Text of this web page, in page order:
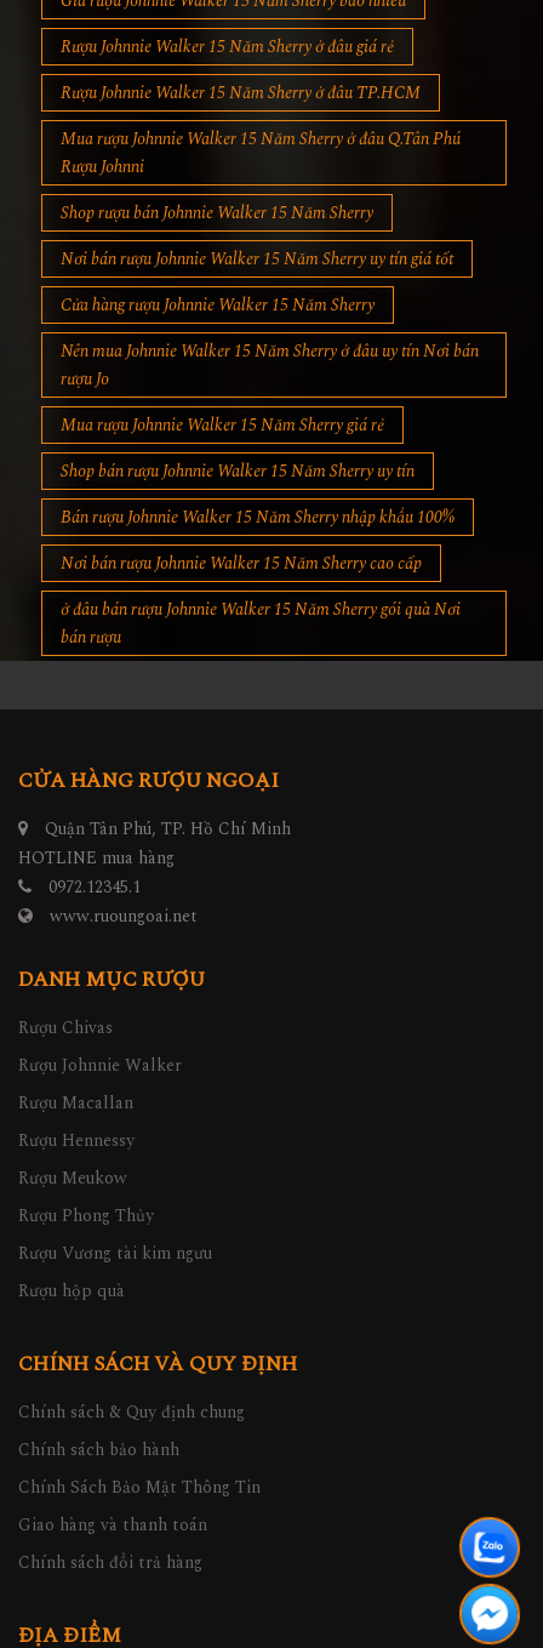
Rượu Johnnie Walker 15 Năm Sherry ở đâu giá rẻ
Rượu Johnnie Walker 15 Năm Sherry ở đâu TP.HCM
Mua rượu Johnnie Walker 15 Năm Sherry ở đâu Q.Tân Phú
Rượu Johnni
Shop rượu bán Johnnie Walker 15 Năm Sherry
Nơi bán rượu Johnnie Walker 15 Năm Sherry uy tín giá tốt
Cửa hàng rượu Johnnie Walker 15 Năm Sherry
Nên mua Johnnie Walker 15 Năm Sherry ở đâu uy tín Nơi bán
rượu Jo
Mua rượu Johnnie Walker 15 Năm Sherry giá rẻ
Shop bán rượu Johnnie Walker 15 Năm Sherry uy tín
Bán rượu Johnnie Walker 15 Năm Sherry nhập khẩu 100%
Nơi bán rượu Johnnie Walker 15 Năm Sherry cao cấp
ở đâu bán rượu Johnnie Walker 15 Năm Sherry gói quà Nơi
bán rượu
CỬA HÀNG RƯỢU NGOẠI
Quận Tân Phú, TP. Hồ Chí Minh
HOTLINE mua hàng
0972.12345.1
www.ruoungoai.net
DANH MỤC RƯỢU
Rượu Chivas
Rượu Johnnie Walker
Rượu Macallan
Rượu Hennessy
Rượu Meukow
Rượu Phong Thủy
Rượu Vương tài kim ngưu
Rượu hộp quà
CHÍNH SÁCH VÀ QUY ĐỊNH
Chính sách & Quy định chung
Chính sách bảo hành
Chính Sách Bảo Mật Thông Tin
Giao hàng và thanh toán
Chính sách đổi trả hàng
ĐỊA ĐIỂM